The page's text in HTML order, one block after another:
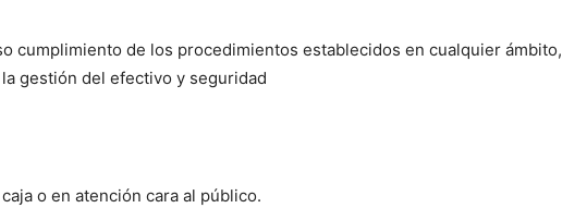
cumplimiento de los procedimientos establecidos en cualquier ámbito,
gestión del efectivo y seguridad
o en atención cara al público.